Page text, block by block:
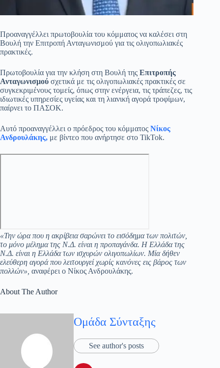
Προαναγγέλλει πρωτοβουλία του κόμματος να καλέσει στη
Βουλή την Επιτροπή Ανταγωνισμού για τις ολιγοπωλιακές
πρακτικές.
Πρωτοβουλία για την κλήση στη Βουλή της Επιτροπής
Ανταγωνισμού σχετικά με τις ολιγοπωλιακές πρακτικές σε
συγκεκριμένους τομείς, όπως στην ενέργεια, τις τράπεζες, τις
ιδιωτικές υπηρεσίες υγείας και τη λιανική αγορά τροφίμων,
παίρνει το ΠΑΣΟΚ.
Αυτό προαναγγέλλει ο πρόεδρος του κόμματος Νίκος
Ανδρουλάκης, με βίντεο που ανήρτησε στο TikTok.
«Την ώρα που η ακρίβεια σαρώνει το εισόδημα των πολιτών,
το μόνο μέλημα της Ν.Δ. είναι η προπαγάνδα. Η Ελλάδα της
Ν.Δ. είναι η Ελλάδα των ισχυρών ολιγοπωλίων. Μία δήθεν
ελεύθερη αγορά που λειτουργεί χωρίς κανόνες εις βάρος των
πολλών», αναφέρει ο Νίκος Ανδρουλάκης.
About The Author
Ομάδα Σύνταξης
See author's posts